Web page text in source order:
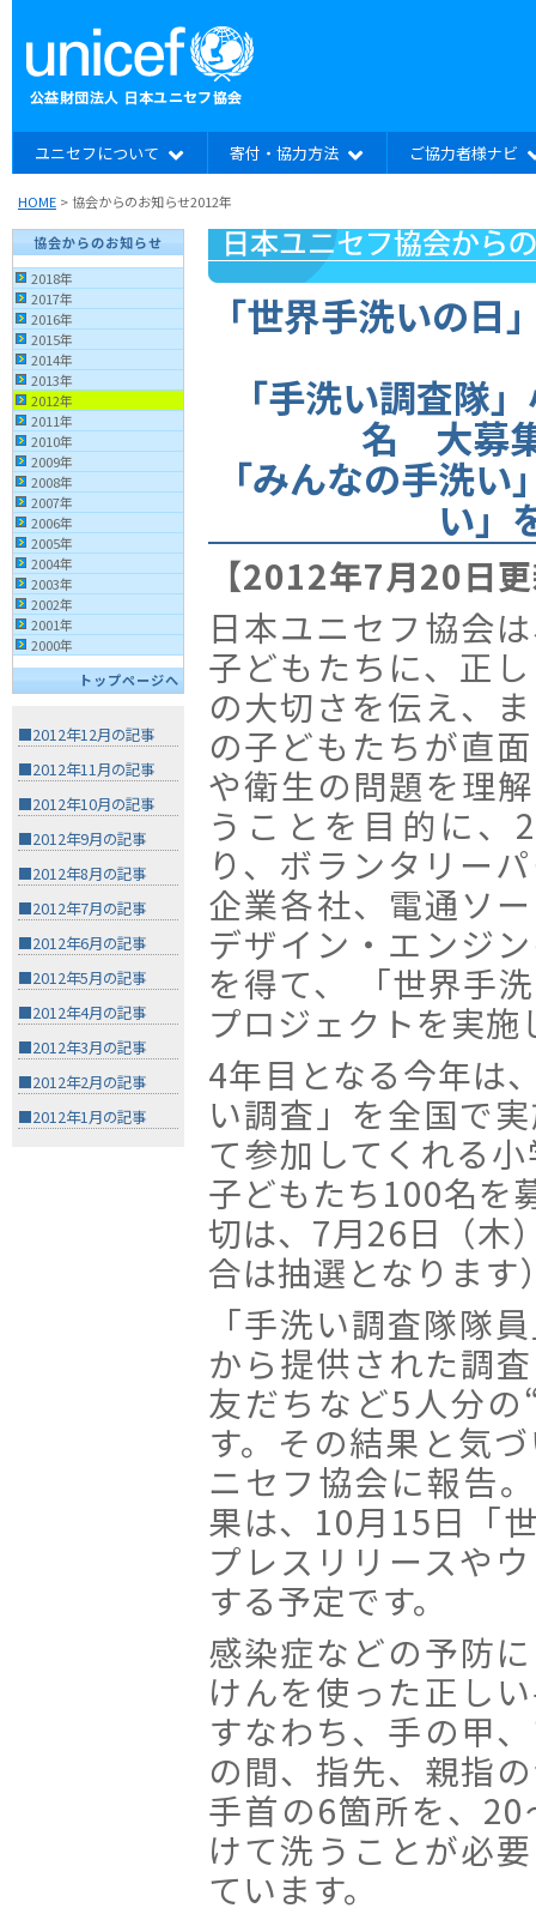
ユニセフについて 寄付・協力方法 ご協力者様ナビ
HOME > 協会からのお知らせ2012年
協会からのお知らせ
2018年
2017年
2016年
2015年
2014年
2013年
2012年
2011年
2010年
2009年
2008年
2007年
2006年
2005年
2004年
2003年
2002年
2001年
2000年
トップページへ
■2012年12月の記事
■2012年11月の記事
■2012年10月の記事
■2012年9月の記事
■2012年8月の記事
■2012年7月の記事
■2012年6月の記事
■2012年5月の記事
■2012年4月の記事
■2012年3月の記事
■2012年2月の記事
■2012年1月の記事
「世界手洗いの
「手洗い調査隊
名 大募
「みんなの手洗
い」
【2012年7月20日
日本ユニセフ協会
子どもたちに、正
の大切さを伝え、
の子どもたちが直
や衛生の問題を理
うことを目的に、
り、ボランタリー
企業各社、電通ソ
デザイン・エンジ
を得て、 「世界手
プロジェクトを実施
4年目となる今年は
い調査」を全国で
て参加してくれる
子どもたち100名を
切は、7月26日（木
合は抽選となります
「手洗い調査隊隊
から提供された調
友だちなど5人分
す。その結果と気
ニセフ協会に報告
果は、10月15日「
プレスリリースや
する予定です。
感染症などの予防
けんを使った正し
すなわち、手の甲
の間、指先、親指
手首の6箇所を、
けて洗うことが必
ています。